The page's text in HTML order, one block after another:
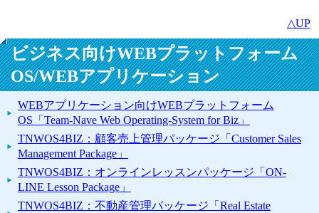
△UP
ビジネス向けWEBプラットフォーム
OS/WEBアプリケーション
WEBアプリケーション向けWEBプラットフォーム
OS「Team-Nave Web Operating-System for Biz」
TNWOS4BIZ：顧客売上管理パッケージ「Customer Sales
Management Package」
TNWOS4BIZ：オンラインレッスンパッケージ「ON-
LINE Lesson Package」
TNWOS4BIZ：不動産管理パッケージ「Real Estate